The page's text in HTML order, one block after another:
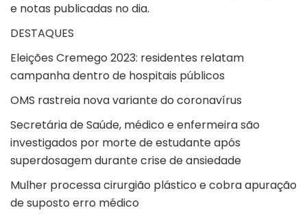
e notas publicadas no dia.
DESTAQUES
Eleições Cremego 2023: residentes relatam
campanha dentro de hospitais públicos
OMS rastreia nova variante do coronavírus
Secretária de Saúde, médico e enfermeira são
investigados por morte de estudante após
superdosagem durante crise de ansiedade
Mulher processa cirurgião plástico e cobra apuração
de suposto erro médico